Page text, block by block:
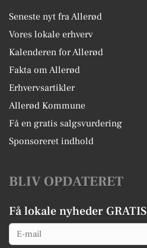
Seneste nyt fra Allerød
Vores lokale erhverv
Kalenderen for Allerød
Fakta om Allerød
Erhvervsartikler
Allerød Kommune
Få en gratis salgsvurdering
Sponsoreret indhold
BLIV OPDATERET
Få lokale nyheder GRATIS
Email